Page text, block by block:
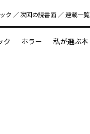
ク 次回の読書⾯ 連載一覧
ク ホラー 私が選ぶ本